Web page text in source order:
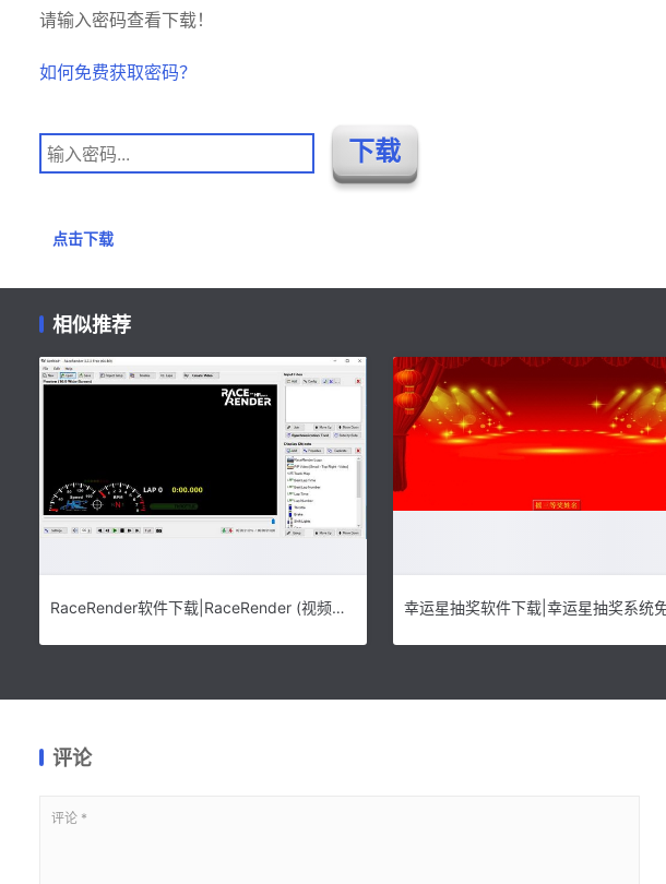
请输入密码查看下载！
如何免费获取密码？
点击下载
相似推荐
RaceRender软件下载|RaceRender (视频处理工具)最新版V3.7.3下载
评论